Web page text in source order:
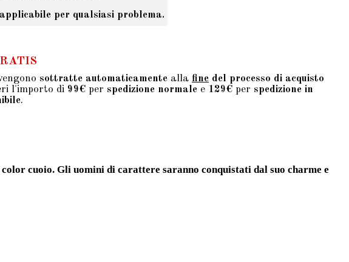
per qualsiasi problema.
sottratte automaticamente alla fine del processo di acquisto
l'importo di 99€ per spedizione normale e 129€ per spedizione in
.
cuoio. Gli uomini di carattere saranno conquistati dal suo charme e